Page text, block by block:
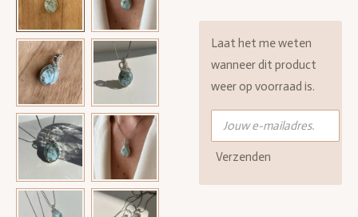
Laat het me weten
wanneer dit product
weer op voorraad is.
Verzenden